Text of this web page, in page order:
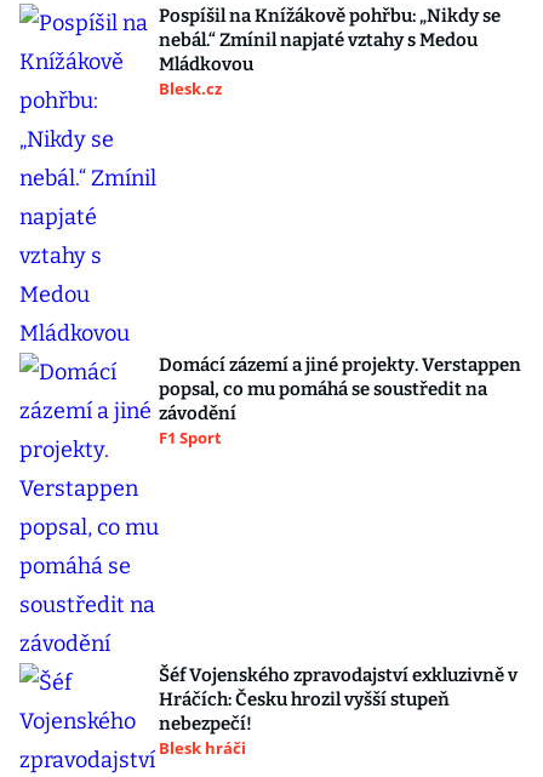
Pospíšil na Knížákově pohřbu: „Nikdy se
nebál.“ Zmínil napjaté vztahy s Medou
Mládkovou
Blesk.cz
Domácí zázemí a jiné projekty. Verstappen
popsal, co mu pomáhá se soustředit na
závodění
F1 Sport
Šéf Vojenského zpravodajství exkluzivně v
Hráčích: Česku hrozil vyšší stupeň
nebezpečí!
Blesk hráči